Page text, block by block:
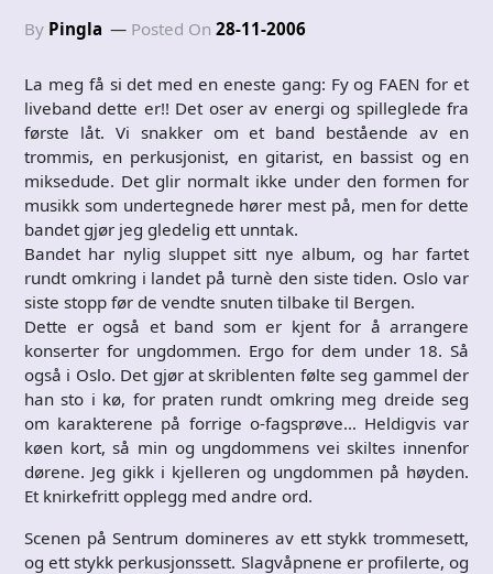
By Pingla Posted On 28-11-2006
La meg få si det med en eneste gang: Fy og FAEN for et
liveband dette er!! Det oser av energi og spilleglede fra
første låt. Vi snakker om et band bestående av en
trommis, en perkusjonist, en gitarist, en bassist og en
miksedude. Det glir normalt ikke under den formen for
musikk som undertegnede hører mest på, men for dette
bandet gjør jeg gledelig ett unntak.
Bandet har nylig sluppet sitt nye album, og har fartet
rundt omkring i landet på turnè den siste tiden. Oslo var
siste stopp før de vendte snuten tilbake til Bergen.
Dette er også et band som er kjent for å arrangere
konserter for ungdommen. Ergo for dem under 18. Så
også i Oslo. Det gjør at skriblenten følte seg gammel der
han sto i kø, for praten rundt omkring meg dreide seg
om karakterene på forrige o-fagsprøve… Heldigvis var
køen kort, så min og ungdommens vei skiltes innenfor
dørene. Jeg gikk i kjelleren og ungdommen på høyden.
Et knirkefritt opplegg med andre ord.
Scenen på Sentrum domineres av ett stykk trommesett,
og ett stykk perkusjonssett. Slagvåpnene er profilerte, og